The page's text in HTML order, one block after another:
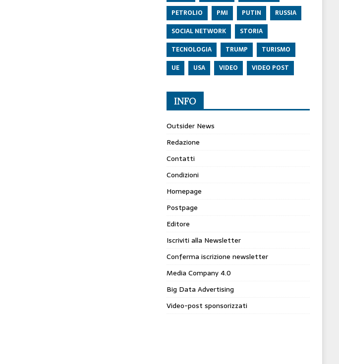
PETROLIO
PMI PUTIN
RUSSIA
SOCIAL NETWORK
STORIA
TECNOLOGIA
TRUMP
TURISMO
UE
USA VIDEO VIDEO POST
INFO
Outsider News
Redazione
Contatti
Condizioni
Homepage
Postpage
Editore
Iscriviti alla Newsletter
Conferma iscrizione newsletter
Media Company 4.0
Big Data Advertising
Video-post sponsorizzati